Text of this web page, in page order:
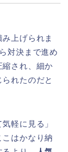
上げられま
対決まで進め
縮され、細か
れたのだと
軽に見る」
はかなり納